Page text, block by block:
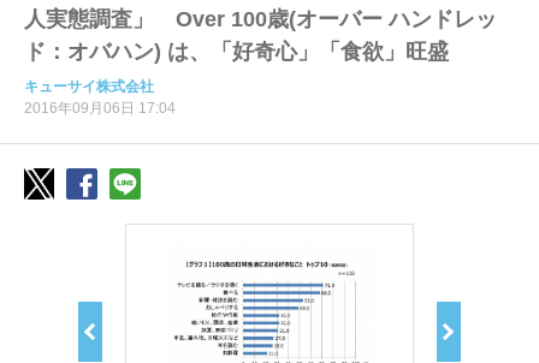
人実態調査」 Over 100歳(オーバー ハンドレッ
ド：オバハン) は、「好奇心」「食欲」旺盛
キューサイ株式会社
2016年09月06日 17:04